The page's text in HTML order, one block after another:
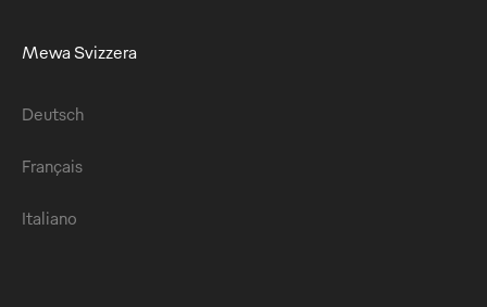
Mewa Svizzera
Deutsch
Français
Italiano